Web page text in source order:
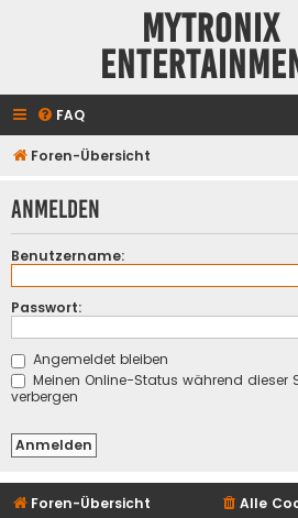
Mytronix
FAQ
Foren-Übersicht
Anmelden
Benutzername:
Passwort:
Angemeldet bleiben
Meinen Online-Status während dieser
verbergen
Foren-Übersicht Alle